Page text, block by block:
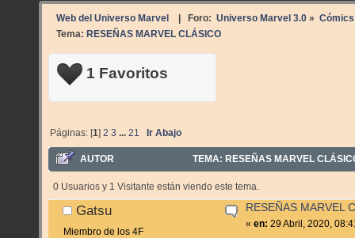
Web del Universo Marvel | Foro: Universo Marvel 3.0» Cómics
Tema: RESEÑAS MARVEL CLÁSICO
1 Favoritos
Páginas: [1]2 3 ...21 Ir Abajo
AUTOR TEMA: RESEÑAS MARVEL
0 Usuarios y 1 Visitante están viendo este tema.
Gatsu
Miembro de los 4F
RESEÑAS MARVEL
«en: 29 Abril, 2020,